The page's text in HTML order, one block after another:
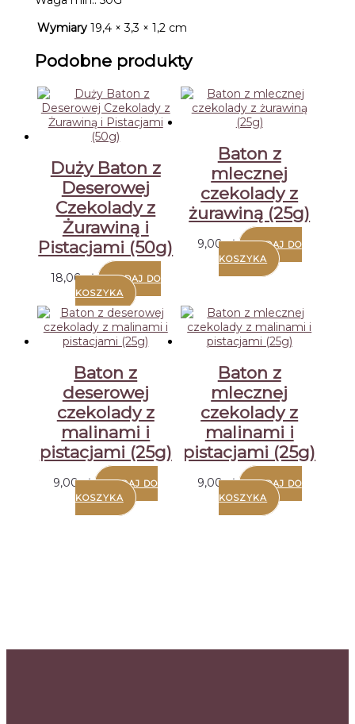
Wymiary 19,4 × 3,3 × 1,2 cm
Podobne produkty
Duży Baton z
Deserowej
Czekolady z
Żurawiną i
Pistacjami (50g)
18,00zł
DODAJ DO
KOSZYKA
Baton z
mlecznej
czekolady z
żurawiną (25g)
9,00zł
DODAJ DO
KOSZYKA
Baton z
deserowej
czekolady z
malinami i
pistacjami (25g)
9,00zł
DODAJ DO
KOSZYKA
Baton z
mlecznej
czekolady z
malinami i
pistacjami (25g)
9,00zł
DODAJ DO
KOSZYKA